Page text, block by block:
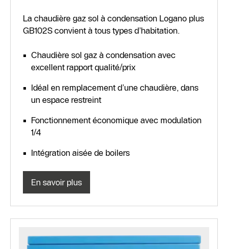
La chaudière gaz sol à condensation Logano plus
GB102S convient à tous types d’habitation.
Chaudière sol gaz à condensation avec
excellent rapport qualité/prix
Idéal en remplacement d’une chaudière, dans
un espace restreint
Fonctionnement économique avec modulation
1/4
Intégration aisée de boilers
En savoir plus